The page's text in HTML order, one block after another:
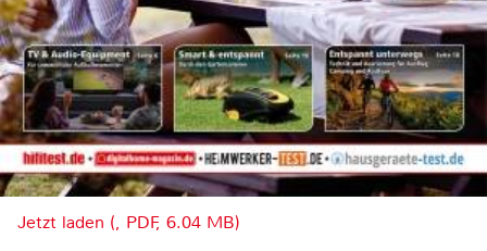
Jetzt laden (, PDF, 6.04 MB)